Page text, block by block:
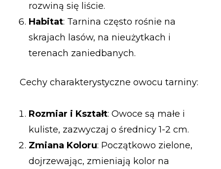
rozwiną się liście.
Habitat: Tarnina często rośnie na
skrajach lasów, na nieużytkach i
terenach zaniedbanych.
Cechy charakterystyczne owocu tarniny:
Rozmiar i Kształt: Owoce są małe i
kuliste, zazwyczaj o średnicy 1-2 cm.
Zmiana Koloru: Początkowo zielone,
dojrzewając, zmieniają kolor na